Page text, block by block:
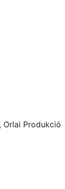
Orlai Produkció